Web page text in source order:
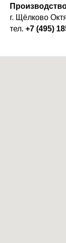
г. Щёлково
тел. +7 (495)